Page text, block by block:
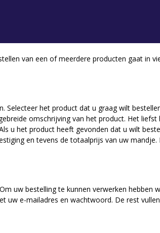
van een of meerdere producten gaat in
het product dat u graag wilt
omschrijving van het product. Het liefst
u het product heeft gevonden dat u wilt
en tevens de totaalprijs van uw mandje.
uw bestelling te kunnen verwerken hebben
uw e-mailadres en wachtwoord. De rest